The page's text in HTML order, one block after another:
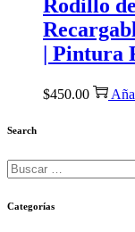
Rodillo
| Pintura
$450.00
Search
Búsqueda
para:
Categorías